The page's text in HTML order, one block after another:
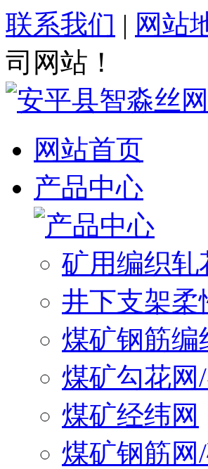
联系我们 | 网站
司网站！
网站首页
产品中心
矿用编织轧
井下支架柔
煤矿钢筋编
煤矿勾花网
煤矿经纬网
煤矿钢筋网